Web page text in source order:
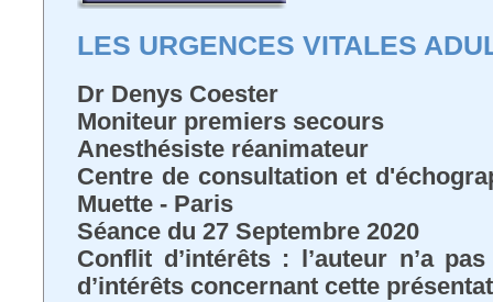
LES URGENCES VITALES
Dr Denys Coester
Moniteur premiers secours
Anesthésiste réanimateur
Centre de consultation et
Muette - Paris
Séance du 27 Septembre 2020
Conflit d’intérêts : l’auteur n’a
d’intérêts concernant cette